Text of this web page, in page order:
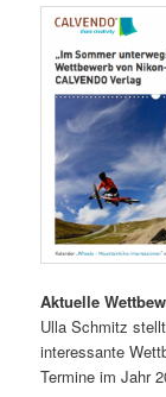
Aktuelle
Ulla Schmitz
interessante
Termine im Jahr